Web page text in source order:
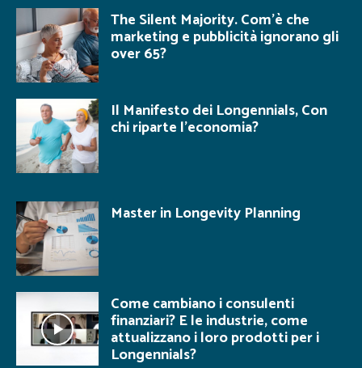
The Silent Majority. Com’è che
marketing e pubblicità ignorano gli
over 65?
Il Manifesto dei Longennials, Con
chi riparte l’economia?
Master in Longevity Planning
Come cambiano i consulenti
finanziari? E le industrie, come
attualizzano i loro prodotti per i
Longennials?